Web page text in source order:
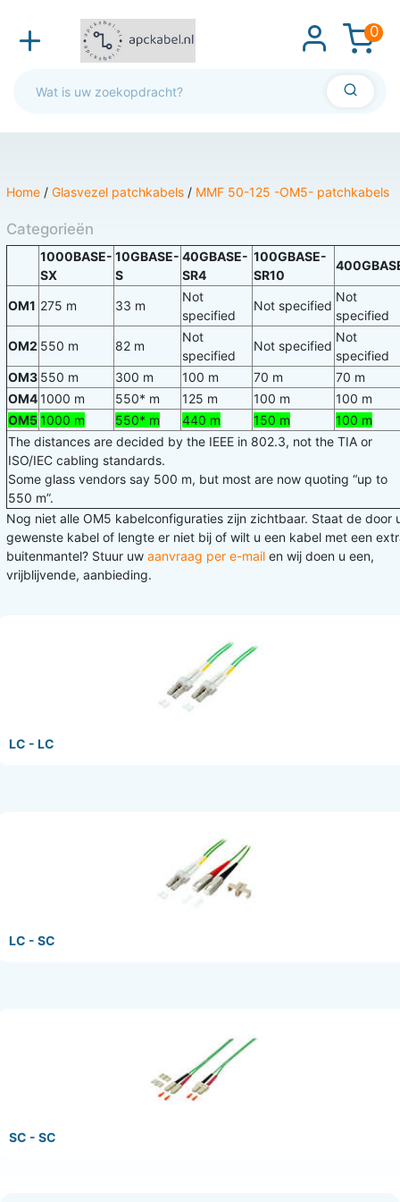
0
Home / Glasvezel patchkabels / MMF 50-125 -OM5- patchkabels
Categorieën
1000BASE-
SX
10GBASE-
S
40GBASE-
SR4
100GBASE-
SR10
OM1 275 m 33 m
Not
specified
Not specified
Not
specified
OM2 550 m 82 m
Not
specified
Not specified
Not
specified
OM3 550 m 300 m 100 m 70 m
70 m
OM41000 m 550* m 125 m 100 m
100 m
OM51000 m 550* m 440 m 150 m
100 m
The distances are decided by the IEEE in 802.3, not the TIA or
ISO/IEC cabling standards.
Some glass vendors say 500 m, but most are now quoting “up to
550 m”.
Nog niet alle OM5 kabelconfiguraties zijn zichtbaar. Staat de door
gewenste kabel of lengte er niet bij of wilt u een kabel met een
buitenmantel? Stuur uw aanvraag per e-mail en wij doen u een,
vrijblijvende, aanbieding.
LC - LC
LC - SC
SC - SC